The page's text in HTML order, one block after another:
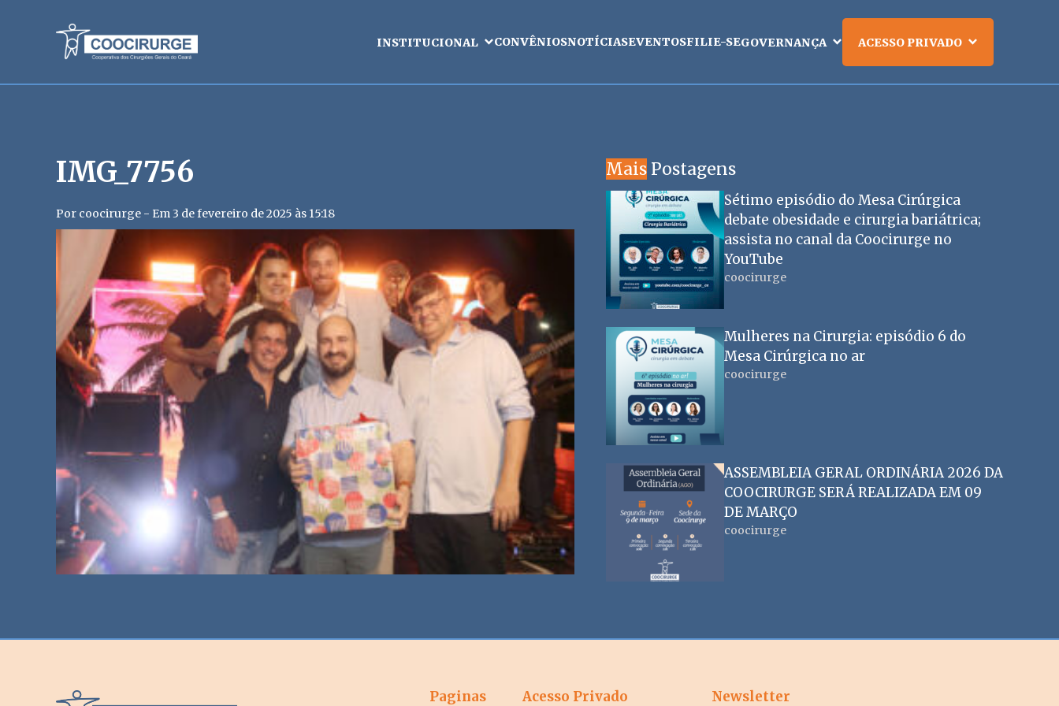
INSTITUCIONAL CONVÊNIOSNOTÍCIASEVENTOSFILIE-SEGOVERNANÇA ACESSO PRIVADO
IMG_7756
Por coocirurge - Em 3 de fevereiro de 2025 às 15:18
Mais Postagens
Sétimo episódio do Mesa Cirúrgica
debate obesidade e cirurgia bariátrica;
assista no canal da Coocirurge no
YouTube
coocirurge
Mulheres na Cirurgia: episódio 6 do
Mesa Cirúrgica no ar
coocirurge
ASSEMBLEIA GERAL ORDINÁRIA 2026 DA
COOCIRURGE SERÁ REALIZADA EM 09
DE MARÇO
coocirurge
Paginas Acesso Privado Newsletter